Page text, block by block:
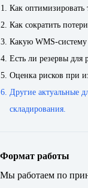
Как оптимизировать
Как сократить
Какую WMS-
Есть ли резервы для
Оценка рисков при
Другие актуальные
складирования.
Формат работы
Мы работаем по